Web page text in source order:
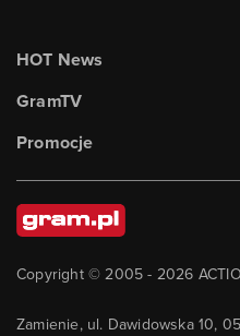
HOT News
GramTV
Promocje
Copyright © 2005 - 2026
Zamienie, ul. Dawidowska 10,